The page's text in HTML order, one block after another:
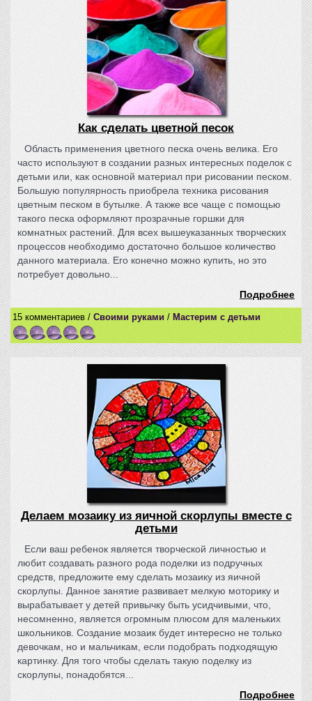
Как сделать цветной песок
Область применения цветного песка очень велика. Его
часто используют в создании разных интересных поделок с
детьми или, как основной материал при рисовании песком.
Большую популярность приобрела техника рисования
цветным песком в бутылке. А также все чаще с помощью
такого песка оформляют прозрачные горшки для
комнатных растений. Для всех вышеуказанных творческих
процессов необходимо достаточно большое количество
данного материала. Его конечно можно купить, но это
потребует довольно...
Подробнее
15 комментариев / Своими руками / Мастерим с детьми
Делаем мозаику из яичной скорлупы вместе с
детьми
Если ваш ребенок является творческой личностью и
любит создавать разного рода поделки из подручных
средств, предложите ему сделать мозаику из яичной
скорлупы. Данное занятие развивает мелкую моторику и
вырабатывает у детей привычку быть усидчивыми, что,
несомненно, является огромным плюсом для маленьких
школьников. Создание мозаик будет интересно не только
девочкам, но и мальчикам, если подобрать подходящую
картинку. Для того чтобы сделать такую поделку из
скорлупы, понадобятся...
Подробнее